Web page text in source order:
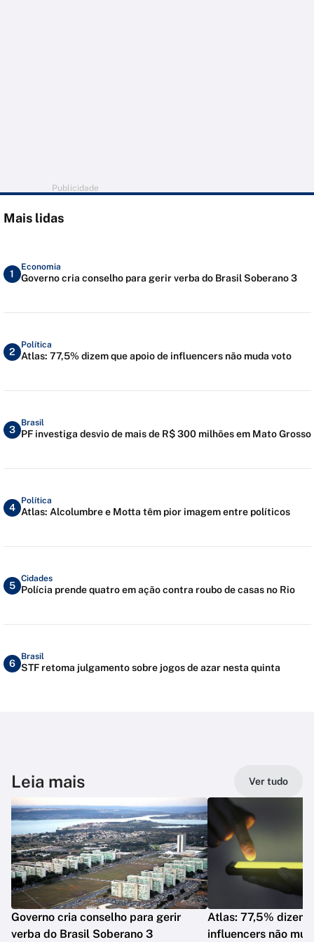
Publicidade
Mais lidas
1
Economia
Governo cria conselho para gerir verba do Brasil Soberano 3
2
Política
Atlas: 77,5% dizem que apoio de influencers não muda voto
3
Brasil
PF investiga desvio de mais de R$ 300 milhões em Mato Grosso
4
Política
Atlas: Alcolumbre e Motta têm pior imagem entre políticos
5
Cidades
Polícia prende quatro em ação contra roubo de casas no Rio
6
Brasil
STF retoma julgamento sobre jogos de azar nesta quinta
Leia mais Ver tudo
Governo cria conselho para gerir
verba do Brasil Soberano 3
Atlas: 77,5% dizem
influencers não